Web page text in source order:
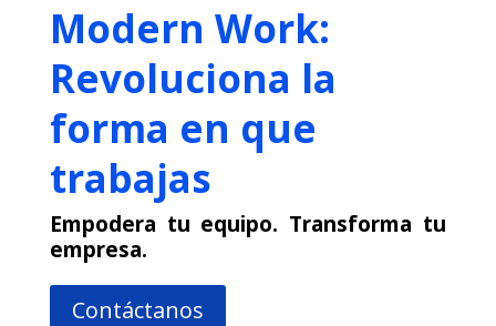
Modern Work:
Revoluciona la
forma en que
trabajas
Empodera tu equipo. Transforma tu
empresa.
Contáctanos